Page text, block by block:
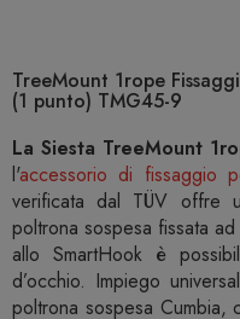
TreeMount 1rope
(1 punto) TMG45-9
La Siesta TreeMount
l'accessorio di fissaggio
verificata dal TÜV offre
poltrona sospesa fissata
allo SmartHook è
d’occhio. Impiego
poltrona sospesa Cumbia,